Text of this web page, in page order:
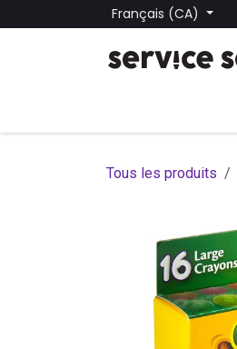
Se rendre au contenuFrançais (CA)
Tous les produits